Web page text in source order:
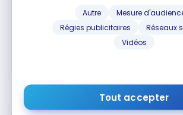
Autre
Mesure
Régies publicitaires
Réseaux
Vidéos
Tout accepter
Souscrire